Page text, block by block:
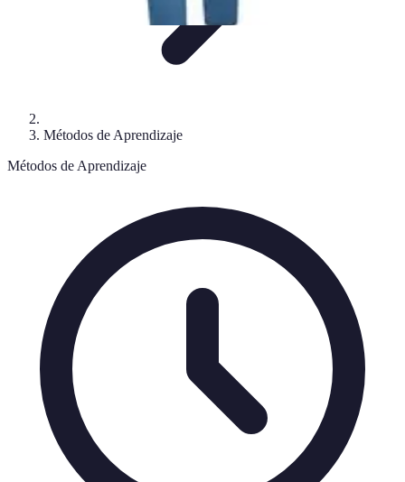
Métodos de Aprendizaje
Métodos de Aprendizaje